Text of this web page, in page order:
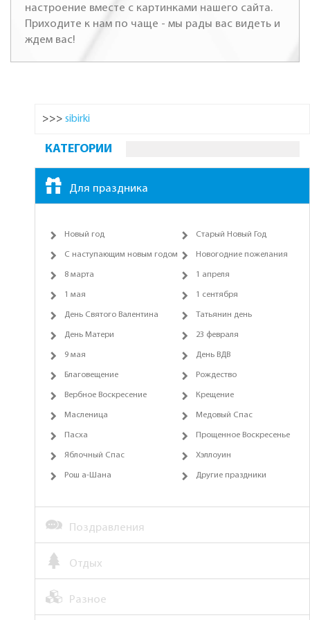
настроение вместе с картинками нашего сайта.
Приходите к нам по чаще - мы рады вас видеть и
ждем вас!
>>> sibirki
КАТЕГОРИИ
Для праздника
Новый год Старый Новый Год
С наступающим новым годом Новогодние пожелания
8 марта 1 апреля
1 мая 1 сентября
День Святого Валентина Татьянин день
День Матери 23 февраля
9 мая День ВДВ
Благовещение Рождество
Вербное Воскресение Крещение
Масленица Медовый Спас
Пасха Прощенное Воскресенье
Яблочный Спас Хэллоуин
Рош а-Шана Другие праздники
Поздравления
Отдых
Разное